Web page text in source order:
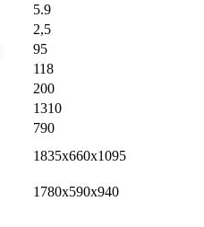
5.9
2,5
95
118
200
1310
790
1835x660x1095
1780x590x940